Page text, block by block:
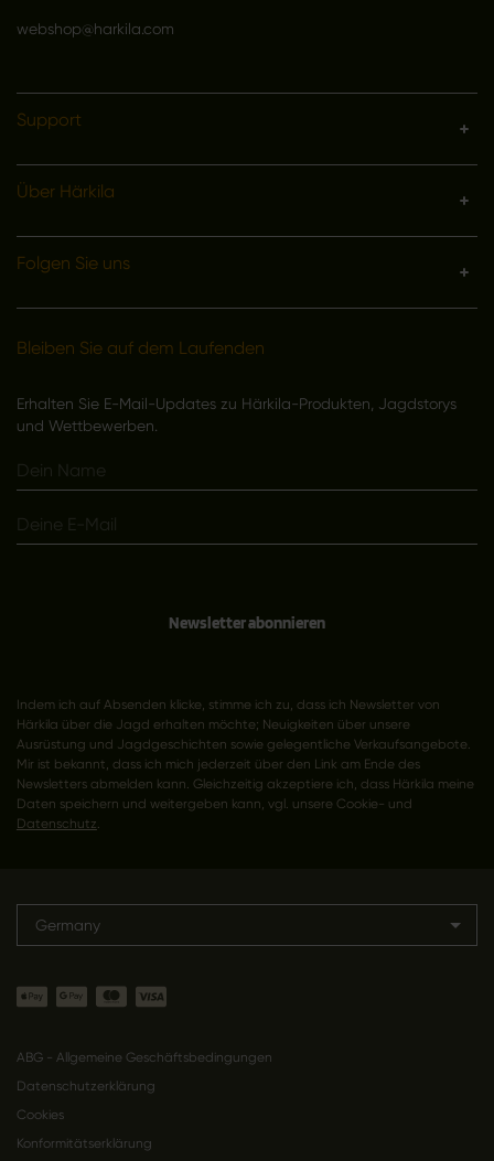
webshop@harkila.com
Support
Über Härkila
Folgen Sie uns
Bleiben Sie auf dem Laufenden
Erhalten Sie E-Mail-Updates zu Härkila-Produkten, Jagdstorys
und Wettbewerben.
Newsletter abonnieren
Indem ich auf Absenden klicke, stimme ich zu, dass ich Newsletter von
Härkila über die Jagd erhalten möchte; Neuigkeiten über unsere
Ausrüstung und Jagdgeschichten sowie gelegentliche Verkaufsangebote.
Mir ist bekannt, dass ich mich jederzeit über den Link am Ende des
Newsletters abmelden kann. Gleichzeitig akzeptiere ich, dass Härkila meine
Daten speichern und weitergeben kann, vgl. unsere Cookie- und
Datenschutz.
Germany
ABG - Allgemeine Geschäftsbedingungen
Datenschutzerklärung
Cookies
Konformitätserklärung